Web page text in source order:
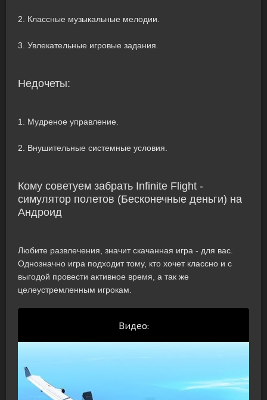
2. Классные музыкальные мелодии.
3. Увлекательные игровые задания.
Недочеты:
1. Мудреное управление.
2. Внушительные системные условия.
Кому советуем забрать Infinite Flight -
симулятор полетов (Бесконечные деньги) на
Андроид
Любите развлечения, значит скачанная игра - для вас.
Однозначно игра подходит тому, кто хочет классно и с
выгодой провести активное время, а так же
целеустремленным игрокам.
Видео: